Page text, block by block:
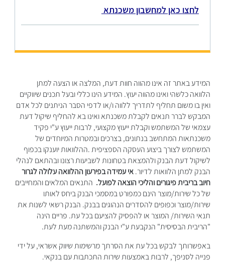
לחצו כאן למחשבון משכנתא
המידע באתר זה אינו מהווה חוות דעת, המלצה או הצעה למתן
הלוואה כלשהי ואינו מהווה יעוץ. המידע הינו כללי ובעל תכנים שיווקיים
ואין בו משום תחליף לתדריך ללווה ו/או לדפי הסבר הניתנים לכל אדם
המבקש לברר תנאים לקבלת משכנתא ואינו בא להחליף שיקול דעת
עצמאי של המשתמש וקבלת ייעוץ מקצועי, לרבות ייעוץ ע"י פקיד
משכנתאות המתחשב בנתונים, בצרכים ובמטרות המיוחדים של
המשתמש לצורך ביצוע העסקה הספציפית .ההלוואות יוענקו בכפוף
לשיקול דעת הבנק ולהמצאת בטחונות לשביעות רצונו ובהתאם לנהלי
הבנק למתן הלוואות לדיור.אי עמידה בפירעון ההלוואה עלולה לגרור
חיוב בריבית פיגורים והליכי הוצאה לפועל. התנאים המלאים והמחייבים
של כל שירות/מוצר הינם כמפורט במסמכי הבנק ביחס לאותו
שירות/מוצר וכפופים להסדרים הנהוגים בבנק. הבנק רשאי לשנות את
תנאי השירות/ המוצר או להפסיק להציעם בכל עת. פריים הינה
"הריבית הבסיסית" הנקבעת ע"י הבנק והמשתנה מעת לעת.
באפשרותך לבקש בכל עת את הסרתך מרשימות שיווק אשראי, על ידי
פנייה לסניפך, לרבות באמצעות שירות התכתבות עם בנקאי.